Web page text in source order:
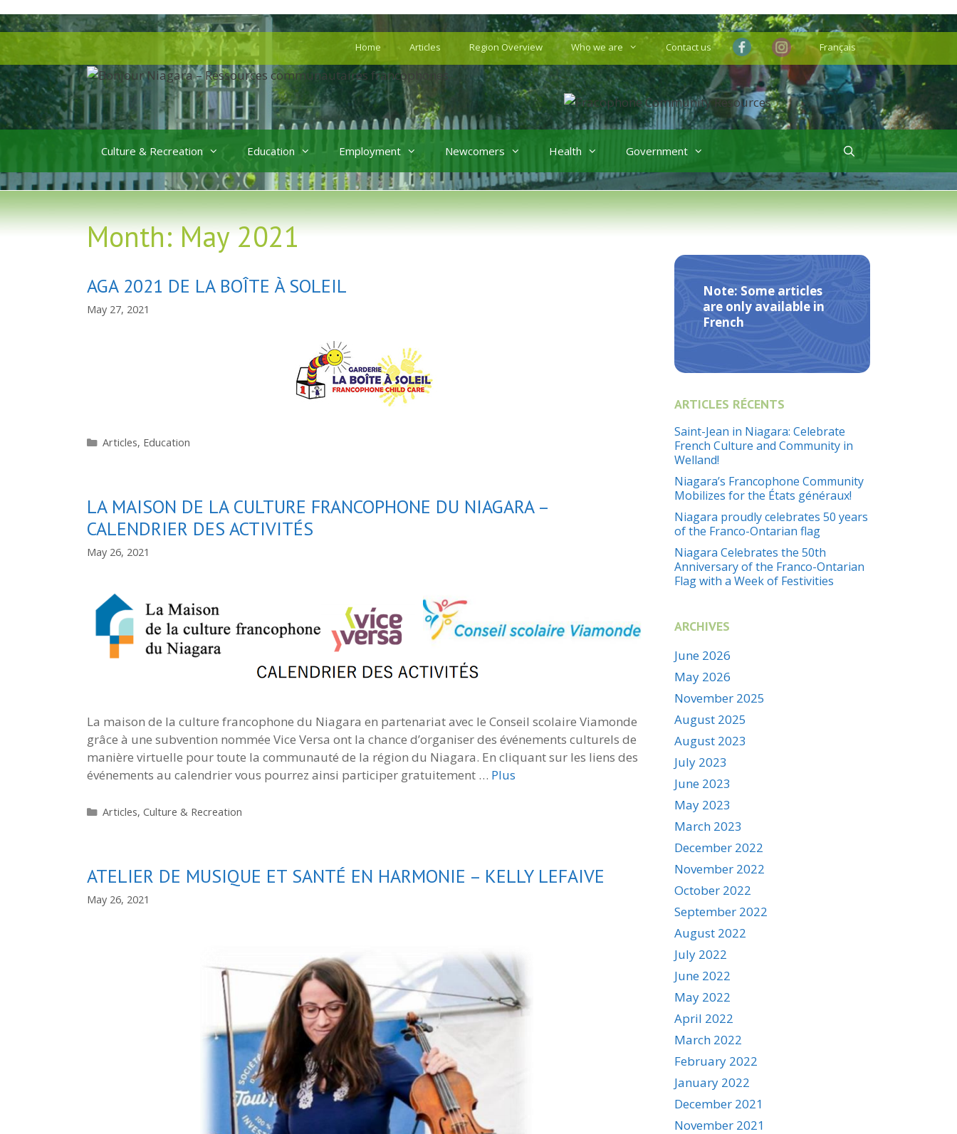
Skip
content
Home Articles Region Overview Who we are Contact us Français
Culture & Recreation Education Employment Newcomers Health Government
Month:May 2021
AGA 2021 DE LA BOÎTE À SOLEIL
May 27, 2021
Categories
Articles, Education
LA MAISON DE LA CULTURE FRANCOPHONE DU NIAGARA –
CALENDRIER DES ACTIVITÉS
May 26, 2021
La maison de la culture francophone du Niagara en partenariat avec le Conseil scolaire Viamonde
grâce à une subvention nommée Vice Versa ont la chance d’organiser des événements culturels de
manière virtuelle pour toute la communauté de la région du Niagara. En cliquant sur les liens des
événements au calendrier vous pourrez ainsi participer gratuitement … Plus
Categories
Articles, Culture & Recreation
ATELIER DE MUSIQUE ET SANTÉ EN HARMONIE – KELLY LEFAIVE
May 26, 2021
Note: Some articles
are only available in
French
ARTICLES RÉCENTS
Saint-Jean in Niagara: Celebrate
French Culture and Community in
Welland!
Niagara’s Francophone Community
Mobilizes for the États généraux!
Niagara proudly celebrates 50 years
of the Franco-Ontarian flag
Niagara Celebrates the 50th
Anniversary of the Franco-Ontarian
Flag with a Week of Festivities
ARCHIVES
June 2026
May 2026
November 2025
August 2025
August 2023
July 2023
June 2023
May 2023
March 2023
December 2022
November 2022
October 2022
September 2022
August 2022
July 2022
June 2022
May 2022
April 2022
March 2022
February 2022
January 2022
December 2021
November 2021